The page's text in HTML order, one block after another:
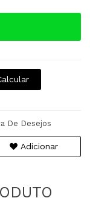
De Desejos
Adicionar